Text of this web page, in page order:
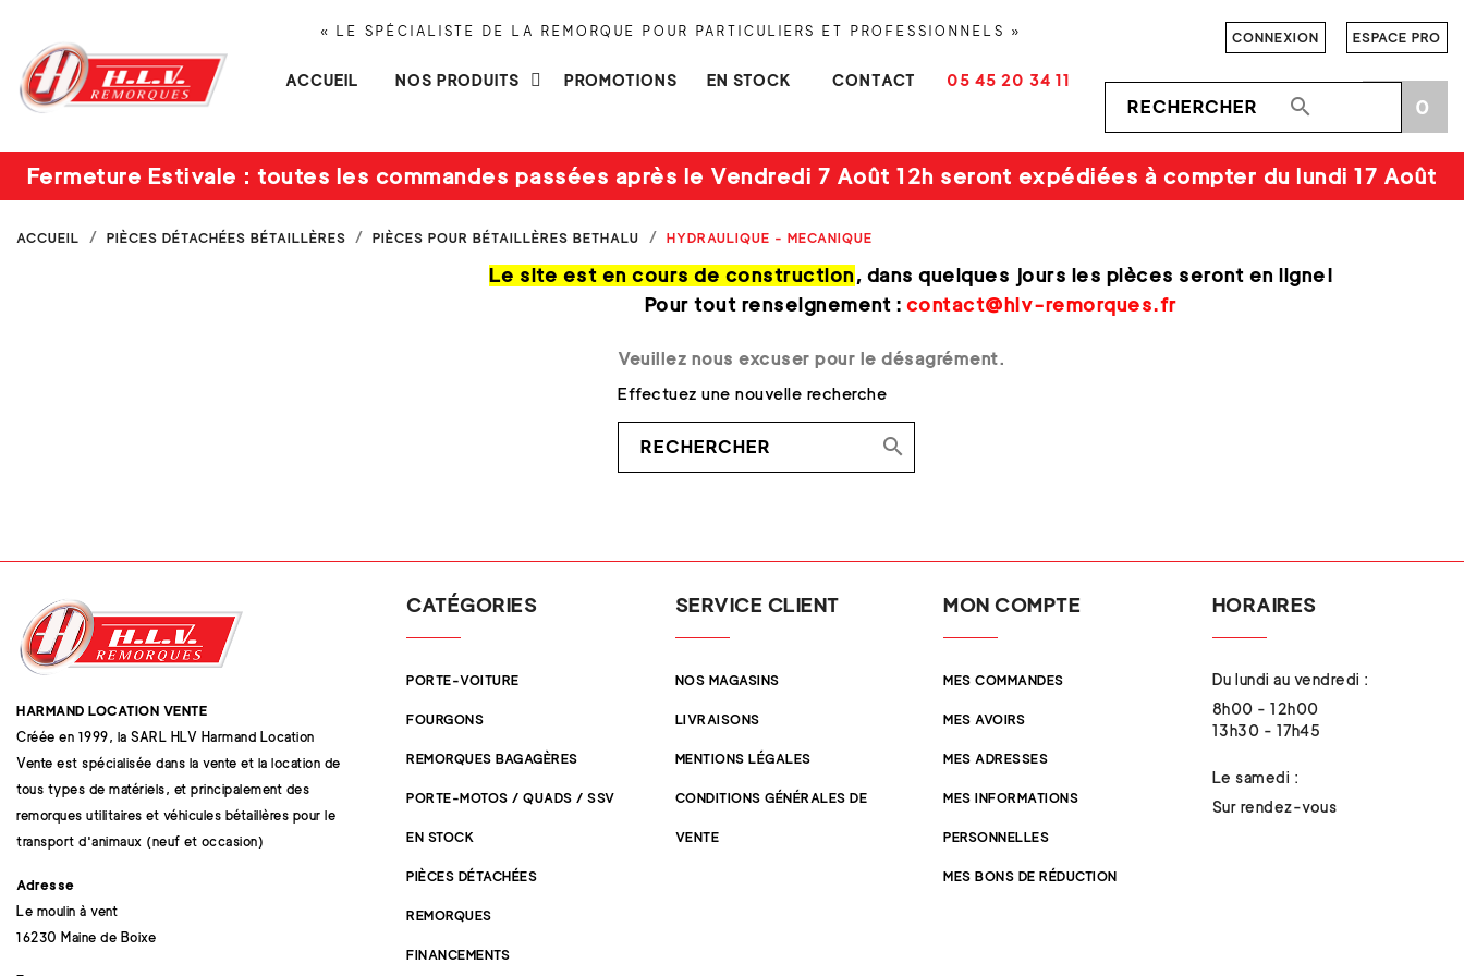
« LE SPÉCIALISTE DE LA REMORQUE POUR PARTICULIERS ET PROFESSIONNELS »
ACCUEIL NOS PRODUITS PROMOTIONS EN STOCK CONTACT 05 45 20 34 11
CONNEXION ESPACE PRO
 0
Fermeture Estivale : toutes les commandes passées après le Vendredi 7 Août 12h seront expédiées à compter du lundi 17 Août
ACCUEIL PIÈCES DÉTACHÉES BÉTAILLÈRES PIÈCES POUR BÉTAILLÈRES BETHALU HYDRAULIQUE - MECANIQUE
Le site est en cours de construction, dans quelques jours les pièces seront en ligne!
Pour tout renseignement : contact@hlv-remorques.fr
Veuillez nous excuser pour le désagrément.
Effectuez une nouvelle recherche

HARMAND LOCATION VENTE
Créée en 1999, la SARL HLV Harmand Location
Vente est spécialisée dans la vente et la location de
tous types de matériels, et principalement des
remorques utilitaires et véhicules bétaillères pour le
transport d'animaux (neuf et occasion)
Adresse
Le moulin à vent
16230 Maine de Boixe
CATÉGORIES
PORTE-VOITURE
FOURGONS
REMORQUES BAGAGÈRES
PORTE-MOTOS / QUADS / SSV
EN STOCK
PIÈCES DÉTACHÉES
REMORQUES
FINANCEMENTS
SERVICE CLIENT
NOS MAGASINS
LIVRAISONS
MENTIONS LÉGALES
CONDITIONS GÉNÉRALES DE
VENTE
MON COMPTE
MES COMMANDES
MES AVOIRS
MES ADRESSES
MES INFORMATIONS
PERSONNELLES
MES BONS DE RÉDUCTION
HORAIRES
Du lundi au vendredi :
8h00 - 12h00
13h30 - 17h45
Le samedi :
Sur rendez-vous